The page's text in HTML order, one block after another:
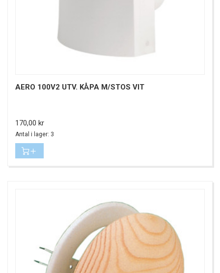
AERO 100V2 UTV. KÅPA M/STOS VIT
Pris
170,00 kr
Antal i lager: 3